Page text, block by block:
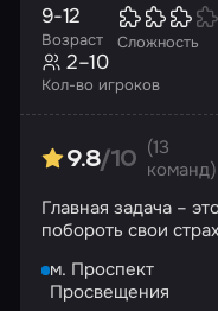
Возраст
9-12
Сложность
Кол-во игроков
2–10
9.8/10
(13
команд)
Главная задача –
побороть свои
больше монет!
м. Проспект
Просвещения